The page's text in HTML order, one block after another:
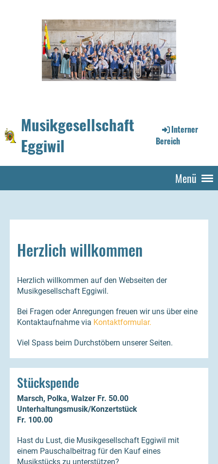
Musikgesellschaft
Eggiwil
Interner
Bereich
Menü
Herzlich willkommen
Herzlich willkommen auf den Webseiten der
Musikgesellschaft Eggiwil.
Bei Fragen oder Anregungen freuen wir uns über eine
Kontaktaufnahme via Kontaktformular.
Viel Spass beim Durchstöbern unserer Seiten.
Stückspende
Marsch, Polka, Walzer Fr. 50.00
Unterhaltungsmusik/Konzertstück
Fr. 100.00
Hast du Lust, die Musikgesellschaft Eggiwil mit
einem Pauschalbeitrag für den Kauf eines
Musikstücks zu unterstützen?